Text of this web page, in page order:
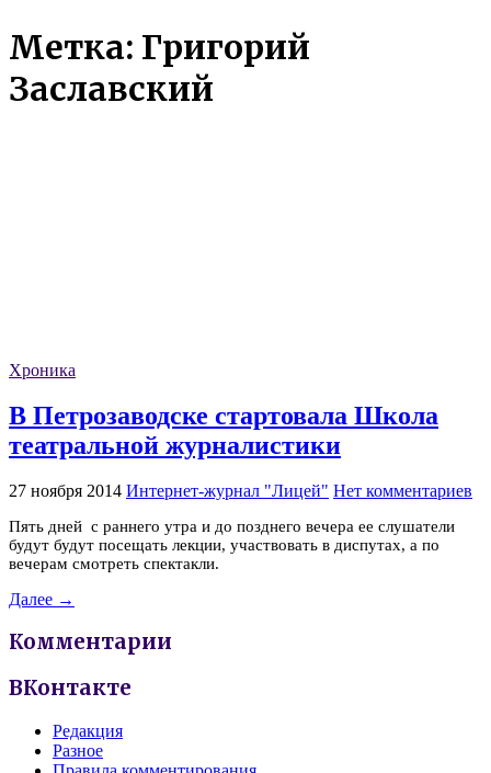
Метка: Григорий
Заславский
Хроника
В Петрозаводске стартовала Школа
театральной журналистики
27 ноября 2014 Интернет-журнал "Лицей" Нет комментариев
Пять дней с раннего утра и до позднего вечера ее слушатели
будут будут посещать лекции, участвовать в диспутах, а по
вечерам смотреть спектакли.
Далее →
Комментарии
ВКонтакте
Редакция
Разное